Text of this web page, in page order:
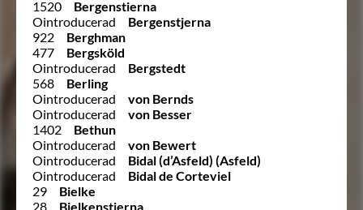
1520
Bergenstierna
Ointroducerad
Bergenstjerna
922
Berghman
477
Bergsköld
Ointroducerad
Bergstedt
568
Berling
Ointroducerad
von Bernds
Ointroducerad
von Besser
1402
Bethun
Ointroducerad
von Bewert
Ointroducerad
Bidal (d’Asfeld) (Asfeld)
Ointroducerad
Bidal de Corteviel
29
Bielke
28
Bielkenstierna